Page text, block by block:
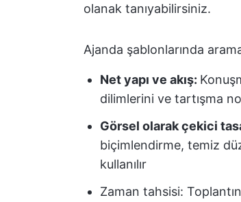
olanak tanıyabilirsiniz.
Ajanda şablonlarında
Net yapı ve akış:
dilimlerini ve tartışma
Görsel olarak çekici
biçimlendirme, temiz
kullanılır
Zaman tahsisi: